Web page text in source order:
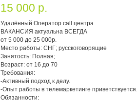
15 000 p.
Удалённый Оператор call центра
ВАКАНСИЯ актуальна ВСЕГДА
от 5 000 до 25 000р.
Место работы: СНГ; русскоговорящие
Занятость: Полная;
Возраст: от 16 до 70
Требования:
-Активный подход к делу.
-Опыт работы в телемаркетинге приветствуется.
Обязанности: